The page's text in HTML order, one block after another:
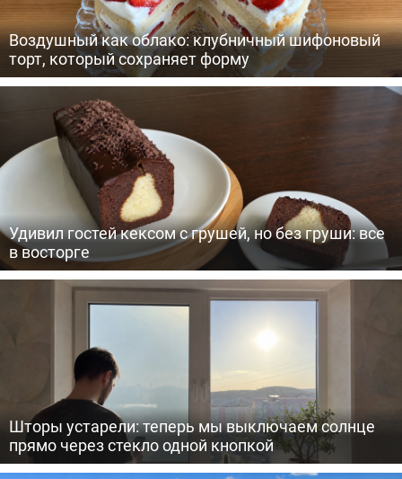
Воздушный как облако: клубничный шифоновый
торт, который сохраняет форму
Удивил гостей кексом с грушей, но без груши: все
в восторге
Шторы устарели: теперь мы выключаем солнце
прямо через стекло одной кнопкой